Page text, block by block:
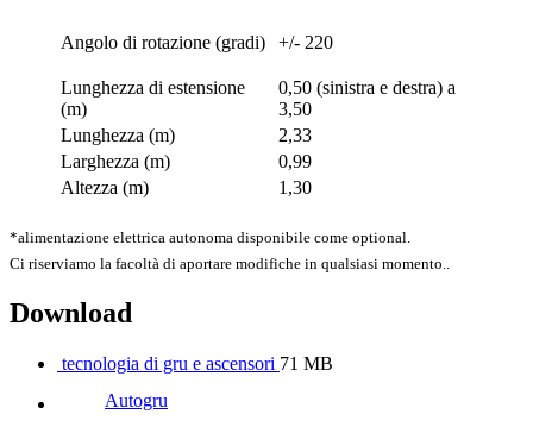
Angolo di rotazione (gradi) +/- 220
Lunghezza di estensione
(m)
0,50 (sinistra e destra) a
3,50
Lunghezza (m)
2,33
Larghezza (m)
0,99
Altezza (m)
1,30
*alimentazione elettrica autonoma disponibile come optional.
Ci riserviamo la facoltà di aportare modifiche in qualsiasi momento..
Download
tecnologia di gru e ascensori 71 MB
Autogru